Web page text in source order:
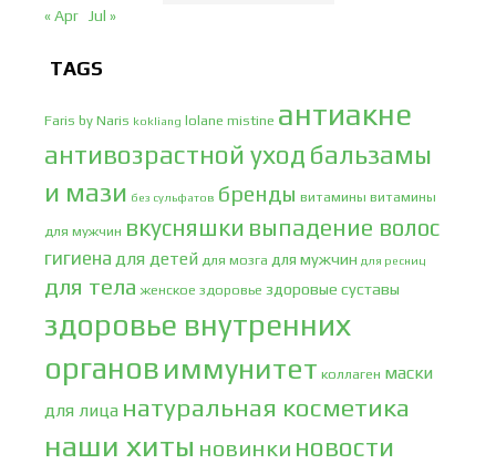
« Apr
Jul »
TAGS
Faris by Naris kokliang lolane mistine антиакне
антивозрастной уход бальзамы
и мази без сульфатов бренды витамины витамины
для мужчин вкусняшки выпадение волос
гигиена для детей для мозга для мужчин для ресниц
для тела женское здоровье здоровые суставы
здоровье внутренних
органовиммунитет коллаген маски
для лица натуральная косметика
наши хиты новинки новости